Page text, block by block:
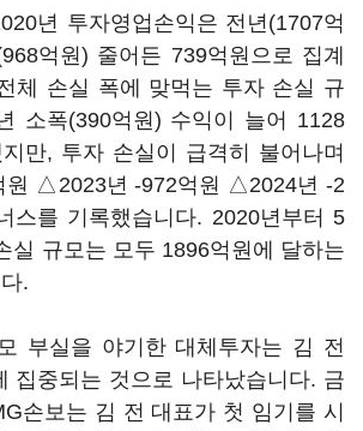
년 투자영업손익은 전년(1707억
억원) 줄어든 739억원으로 집계
체 손실 폭에 맞먹는 투자 손실 규
소폭(390억원) 수익이 늘어 1128
만, 투자 손실이 급격히 불어나며
원 △2023년 -972억원 △2024년 -2
스를 기록했습니다. 2020년부터 5
실 규모는 모두 1896억원에 달하는
.
부실을 야기한 대체투자는 김 전
집중되는 것으로 나타났습니다. 금
손보는 김 전 대표가 첫 임기를 시